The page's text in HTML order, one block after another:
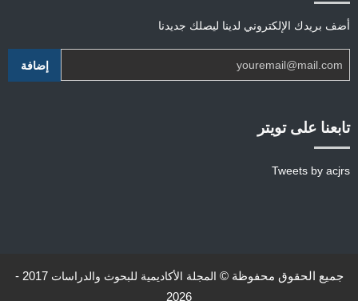
أضف بريدك الإلكتروني لدينا ليصلك جديدنا
تابعنا على تويتر
Tweets by acjrs
جميع الحقوق محفوظة © المجلة الأكاديمية للبحوث والدراسات
2017 -
2026